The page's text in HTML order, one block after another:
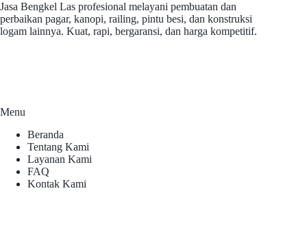
Jasa Bengkel Las profesional melayani pembuatan dan
perbaikan pagar, kanopi, railing, pintu besi, dan konstruksi
logam lainnya. Kuat, rapi, bergaransi, dan harga kompetitif.
Menu
Beranda
Tentang Kami
Layanan Kami
FAQ
Kontak Kami